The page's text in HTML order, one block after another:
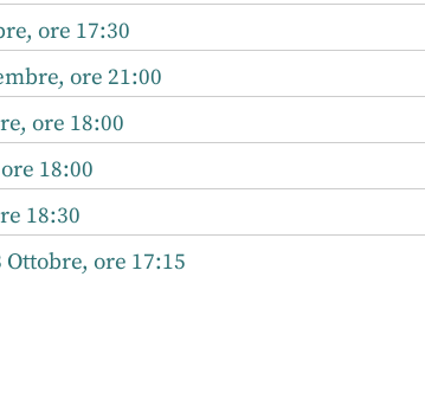
ore 17:30
ore 21:00
ore 18:00
18:00
18:30
Ottobre, ore 17:15